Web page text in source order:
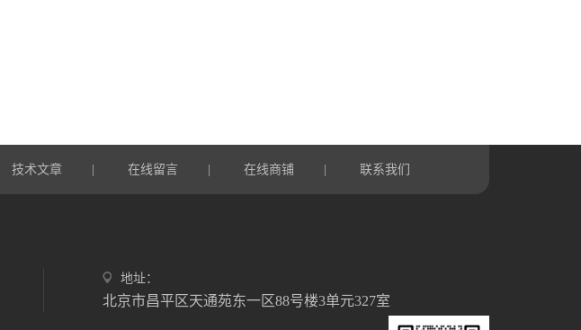
技术文章 在线留言 在线商铺 联系我们
地址：
北京市昌平区天通苑东一区88号楼3单元327室